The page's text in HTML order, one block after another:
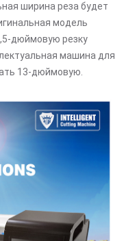
ширина реза будет
модель
дюймовую резку
машина для
13-дюймовую.